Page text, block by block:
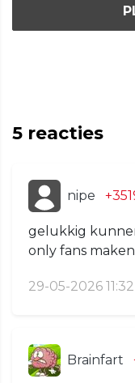
5 reacties
nipe
gelukkig
only fans
29-05-2026 11:32
Brainfart